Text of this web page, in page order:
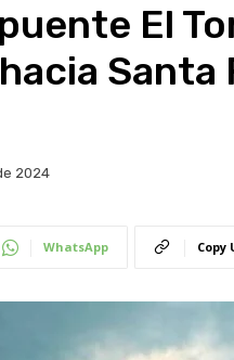
El
Santa
2024
WhatsApp Copy